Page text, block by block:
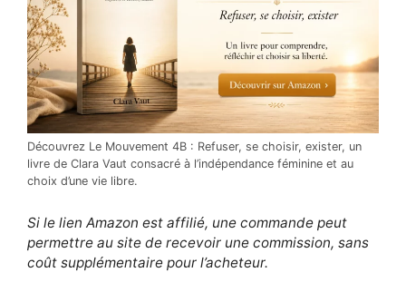
Découvrez Le Mouvement 4B : Refuser, se choisir, exister, un
livre de Clara Vaut consacré à l’indépendance féminine et au
choix d’une vie libre.
Si le lien Amazon est affilié, une commande peut
permettre au site de recevoir une commission, sans
coût supplémentaire pour l’acheteur.